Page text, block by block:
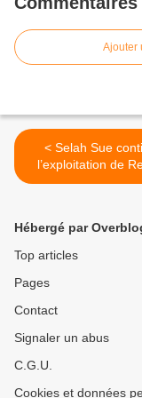
Ajouter
< Selah Sue continue
l’exploitation de
Hébergé par
Top articles
Pages
Contact
Signaler un abus
C.G.U.
Cookies et données